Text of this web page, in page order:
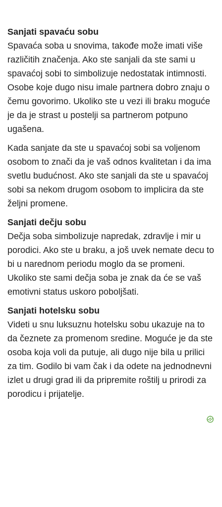
Sanjati spavaću sobu
Spavaća soba u snovima, takođe može imati više
različitih značenja. Ako ste sanjali da ste sami u
spavaćoj sobi to simbolizuje nedostatak intimnosti.
Osobe koje dugo nisu imale partnera dobro znaju o
čemu govorimo. Ukoliko ste u vezi ili braku moguće
je da je strast u postelji sa partnerom potpuno
ugašena.
Kada sanjate da ste u spavaćoj sobi sa voljenom
osobom to znači da je vaš odnos kvalitetan i da ima
svetlu budućnost. Ako ste sanjali da ste u spavaćoj
sobi sa nekom drugom osobom to implicira da ste
željni promene.
Sanjati dečju sobu
Dečja soba simbolizuje napredak, zdravlje i mir u
porodici. Ako ste u braku, a još uvek nemate decu to
bi u narednom periodu moglo da se promeni.
Ukoliko ste sami dečja soba je znak da će se vaš
emotivni status uskoro poboljšati.
Sanjati hotelsku sobu
Videti u snu luksuznu hotelsku sobu ukazuje na to
da čeznete za promenom sredine. Moguće je da ste
osoba koja voli da putuje, ali dugo nije bila u prilici
za tim. Godilo bi vam čak i da odete na jednodnevni
izlet u drugi grad ili da pripremite roštilj u prirodi za
porodicu i prijatelje.